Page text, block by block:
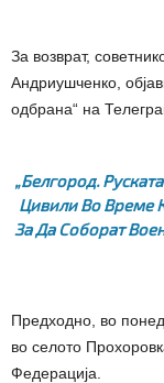
За возврат,
Андриушченко,
одбрана“ на
„Белгород.
Цивили Во Време
За Да Соборат
Предходно, во
во селото
Федерација.